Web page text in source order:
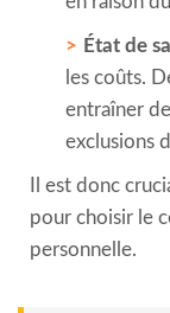
État de
les coûts.
entraîner
exclusions
Il est donc
pour choisir le
personnelle.